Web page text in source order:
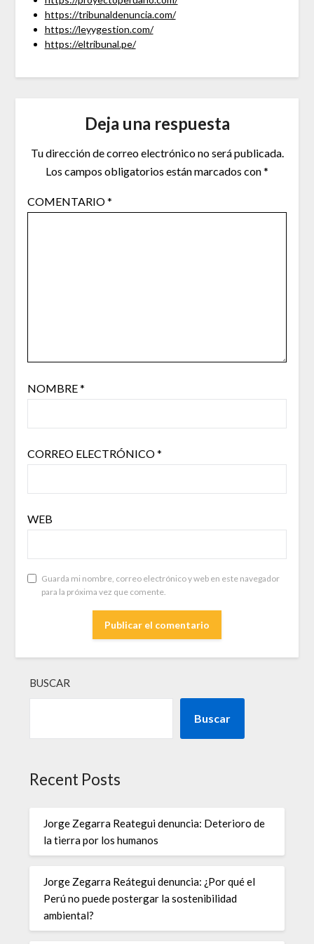
https://tribunaldenuncia.com/
https://leyygestion.com/
https://eltribunal.pe/
Deja una respuesta
Tu dirección de correo electrónico no será publicada.
Los campos obligatorios están marcados con*
COMENTARIO*
NOMBRE*
CORREO ELECTRÓNICO*
WEB
Guarda mi nombre, correo electrónico y web en este navegador
para la próxima vez que comente.
BUSCAR
Buscar
Recent Posts
Jorge Zegarra Reategui denuncia: Deterioro de
la tierra por los humanos
Jorge Zegarra Reátegui denuncia: ¿Por qué el
Perú no puede postergar la sostenibilidad
ambiental?